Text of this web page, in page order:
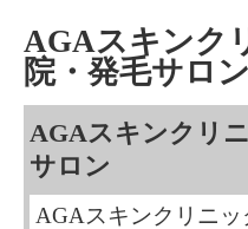
AGAスキンク
院・発毛サロ
AGAスキンクリ
サロン
AGAスキンクリニ